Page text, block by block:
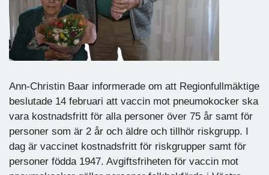
Ann-Christin Baar informerade om att Regionfullmäktige
beslutade 14 februari att vaccin mot pneumokocker ska
vara kostnadsfritt för alla personer över 75 år samt för
personer som är 2 år och äldre och tillhör riskgrupp. I
dag är vaccinet kostnadsfritt för riskgrupper samt för
personer födda 1947. Avgiftsfriheten för vaccin mot